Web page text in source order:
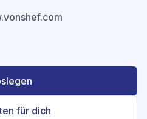
für dich